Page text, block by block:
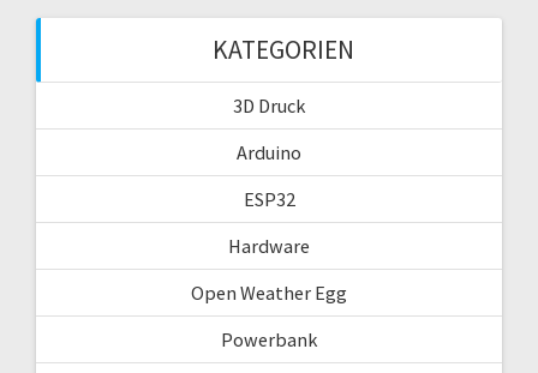
KATEGORIEN
3D Druck
Arduino
ESP32
Hardware
Open Weather Egg
Powerbank